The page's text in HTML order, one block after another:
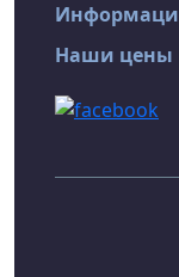
Наши цены